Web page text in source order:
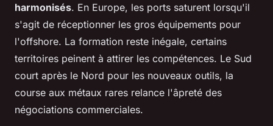
harmonisés. En Europe, les ports saturent lorsqu'il
s'agit de réceptionner les gros équipements pour
l'offshore. La formation reste inégale, certains
territoires peinent à attirer les compétences. Le Sud
court après le Nord pour les nouveaux outils, la
course aux métaux rares relance l'âpreté des
négociations commerciales.